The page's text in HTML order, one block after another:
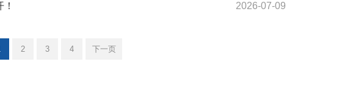
2026-07-09
2 3 4 下一页